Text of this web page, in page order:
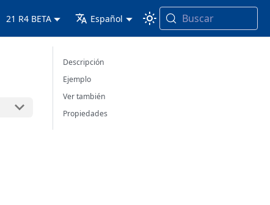
21 R4 BETA Español Buscar
Descripción
Ejemplo
Ver también
Propiedades